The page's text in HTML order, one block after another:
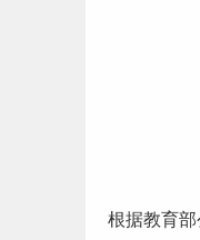
根据教育